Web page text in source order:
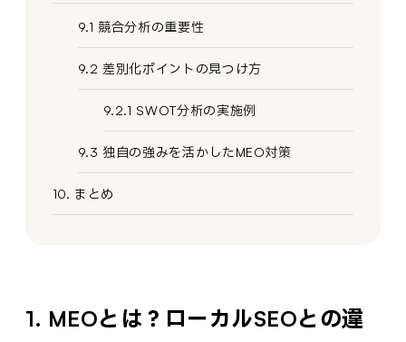
9.1 競合分析の重要性
9.2 差別化ポイントの見つけ方
9.2.1 SWOT分析の実施例
9.3 独自の強みを活かしたMEO対策
10. まとめ
1. MEOとは？ローカルSEOとの違